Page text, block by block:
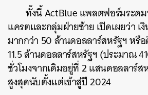
ทั้งนี้ ActBlue แพลตฟอร์มระด
แครตและกลุ่มฝ่ายซ้าย เปิดเผยว่า เ
มากกว่า 50 ล้านดอลลาร์สหรัฐฯ หรื
11.5 ล้านดอลลาร์สหรัฐฯ (ประมาณ
ชั่วโมงจากเดิมอยู่ที่ 2 แสนดอลลาร์ส
สูงสุดนับตั้งแต่เข้าสู่ปี 2024